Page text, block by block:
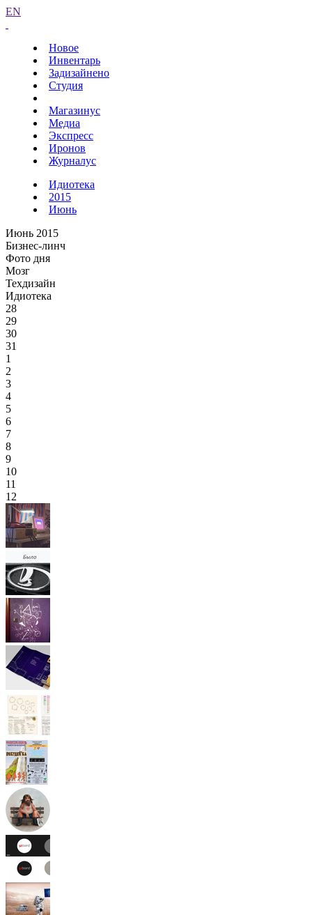
EN
Новое
Инвентарь
Задизайнено
Студия
Магазинус
Медиа
Экспресс
Иронов
Журналус
Идиотека
2015
Июнь
Июнь 2015
Бизнес-линч
Фото дня
Мозг
Техдизайн
Идиотека
28
29
30
31
1
2
3
4
5
6
7
8
9
10
11
12